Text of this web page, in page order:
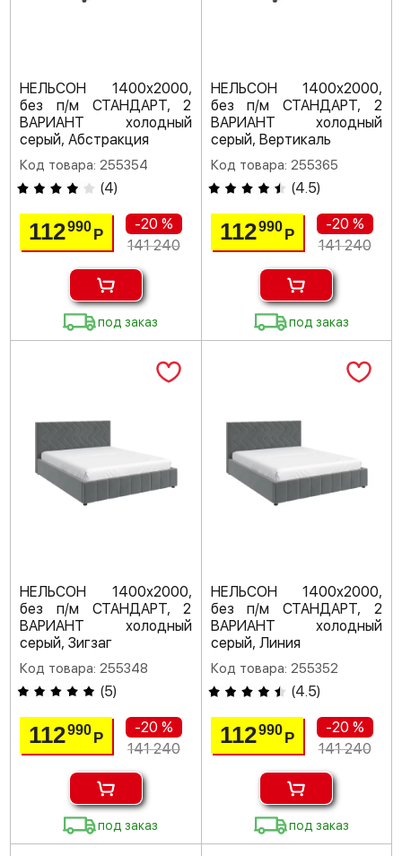
НЕЛЬСОН 1400х2000,
без п/м СТАНДАРТ, 2
ВАРИАНТ холодный
серый, Абстракция
Код товара: 255354
(4)
112990 Р
-20 %
141 240
под заказ
НЕЛЬСОН 1400х2000,
без п/м СТАНДАРТ, 2
ВАРИАНТ холодный
серый, Вертикаль
Код товара: 255365
(4.5)
112990 Р
-20 %
141 240
под заказ
НЕЛЬСОН 1400х2000,
без п/м СТАНДАРТ, 2
ВАРИАНТ холодный
серый, Зигзаг
Код товара: 255348
(5)
112990 Р
-20 %
141 240
под заказ
НЕЛЬСОН 1400х2000,
без п/м СТАНДАРТ, 2
ВАРИАНТ холодный
серый, Линия
Код товара: 255352
(4.5)
112990 Р
-20 %
141 240
под заказ